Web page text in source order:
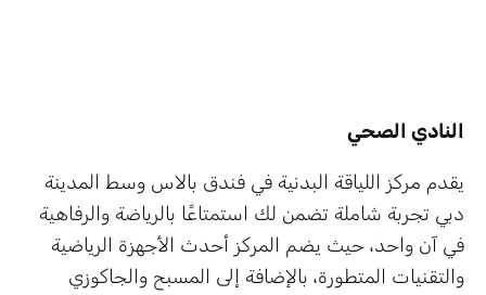
النادي الصحي
يقدم مركز اللياقة البدنية في فندق بالاس وسط المدينة
دبي تجربة شاملة تضمن لك استمتاعًا بالرياضة والرفاهية
في آن واحد، حيث يضم المركز أحدث الأجهزة الرياضية
والتقنيات المتطورة، بالإضافة إلى المسبح والجاكوزي